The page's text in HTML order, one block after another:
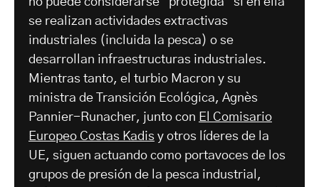
se realizan actividades extractivas
industriales (incluida la pesca) o se
desarrollan infraestructuras industriales.
Mientras tanto, el turbio Macron y su
ministra de Transición Ecológica, Agnès
Pannier-Runacher, junto con El Comisario
Europeo Costas Kadis y otros líderes de la
UE, siguen actuando como portavoces de los
grupos de presión de la pesca industrial,